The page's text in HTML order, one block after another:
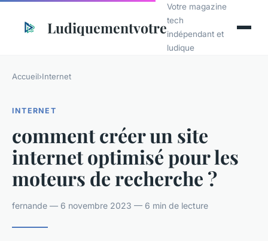
Ludiquementvotre
Votre magazine
tech
indépendant et
ludique
Accueil›Internet
INTERNET
comment créer un site
internet optimisé pour les
moteurs de recherche ?
fernande — 6 novembre 2023 — 6 min de lecture